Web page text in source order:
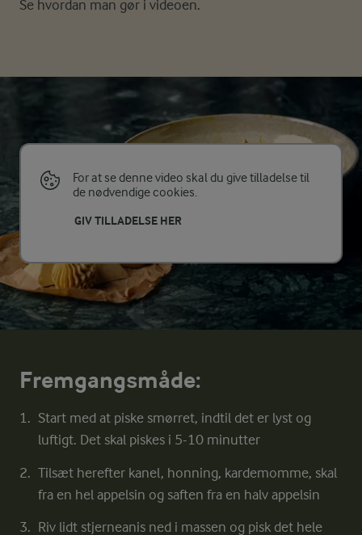
Se hvordan man gør i videoen.
Fremgangsmåde:
Start med at piske smørret, indtil det er lyst og
luftigt. Det skal piskes i 5-10 minutter
Tilsæt herefter kanel, honning, kardemomme, skal
fra en hel appelsin og saften fra en halv appelsin
Riv lidt stjerneanis ned i massen og pisk det hele
For at se denne video skal du give tilladelse til
de nødvendige cookies.
GIV TILLADELSE HER